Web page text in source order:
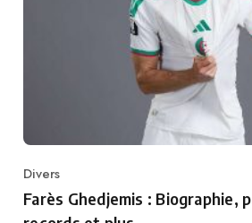
Category
Divers
Farès Ghedjemis : Biographie,